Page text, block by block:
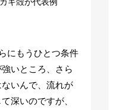
にもうひとつ条件
いところ、さら
いんで、流れが
深いのですが、